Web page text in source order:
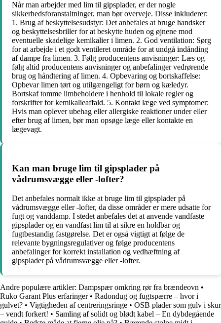
Når man arbejder med lim til gipsplader, er der nogle
sikkerhedsforanstaltninger, man bør overveje. Disse inkluderer:
1. Brug af beskyttelsesudstyr: Det anbefales at bruge handsker
og beskyttelsesbriller for at beskytte huden og øjnene mod
eventuelle skadelige kemikalier i limen. 2. God ventilation: Sørg
for at arbejde i et godt ventileret område for at undgå indånding
af dampe fra limen. 3. Følg producentens anvisninger: Læs og
følg altid producentens anvisninger og anbefalinger vedrørende
brug og håndtering af limen. 4. Opbevaring og bortskaffelse:
Opbevar limen tørt og utilgængeligt for børn og kæledyr.
Bortskaf tomme limbeholdere i henhold til lokale regler og
forskrifter for kemikalieaffald. 5. Kontakt læge ved symptomer:
Hvis man oplever ubehag eller allergiske reaktioner under eller
efter brug af limen, bør man opsøge læge eller kontakte en
lægevagt.
Kan man bruge lim til gipsplader på
vådrumsvægge eller -lofter?
Det anbefales normalt ikke at bruge lim til gipsplader på
vådrumsvægge eller -lofter, da disse områder er mere udsatte for
fugt og vanddamp. I stedet anbefales det at anvende vandfaste
gipsplader og en vandfast lim til at sikre en holdbar og
fugtbestandig fastgørelse. Det er også vigtigt at følge de
relevante bygningsregulativer og følge producentens
anbefalinger for korrekt installation og vedhæftning af
gipsplader på vådrumsvægge eller -lofter.
Andre populære artikler: Dampspær omkring rør fra brændeovn •
Ruko Garant Plus erfaringer• Radondug og fugtspærre – hvor i
gulvet? • Vigtigheden af centreringsringe • OSB plader som gulv i skur
– vendt forkert! • Samling af solidt og blødt kabel – En dybdegående